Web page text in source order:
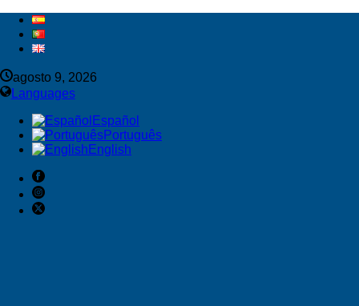
agosto 9, 2026
Languages
Español
Português
English